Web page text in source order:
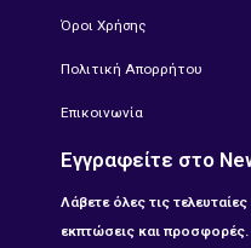
Όροι Χρήσης
Πολιτική Απορρήτου
Επικοινωνία
Εγγραφείτε στο
Λάβετε όλες τις
εκπτώσεις και προσφορές.